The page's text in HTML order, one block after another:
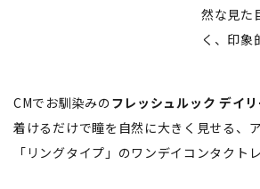
然な見た
く、印象
CMでお馴染みのフレッシュルック デイ
着けるだけで瞳を自然に大きく見せる、
「リングタイプ」のワンデイコンタクト